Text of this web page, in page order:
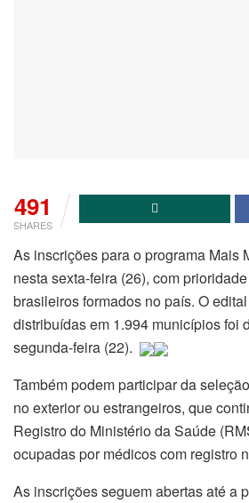
491
SHARES
As inscrições para o programa Mais
nesta sexta-feira (26), com
brasileiros formados no país. O
distribuídas em 1.994 municípios foi
segunda-feira (22).
Também podem participar da
no exterior ou estrangeiros, que
Registro do Ministério da Saúde
ocupadas por médicos com registro
As inscrições seguem abertas até a